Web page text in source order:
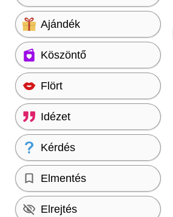
Ajándék
Köszöntő
Flört
Idézet
Kérdés
Elmentés
Elrejtés